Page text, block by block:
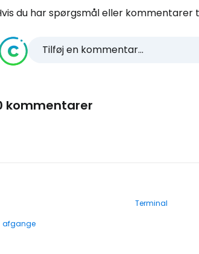
du har spørgsmål eller kommentarer
Tilføj en kommentar...
kommentarer
Terminal
afgange